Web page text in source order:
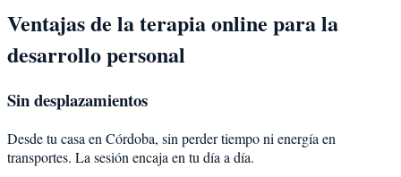
Ventajas de la terapia online para la
desarrollo personal
Sin desplazamientos
Desde tu casa en Córdoba, sin perder tiempo ni energía en
transportes. La sesión encaja en tu día a día.